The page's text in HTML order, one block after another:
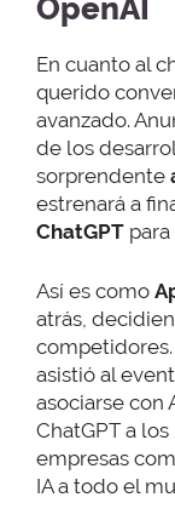
OpenAI
En cuanto al
querido
avanzado.
de los
sorprendente
estrenará a
ChatGPT
Así es como
atrás,
competidores.
asistió al
asociarse con
ChatGPT a
empresas
IA a todo el